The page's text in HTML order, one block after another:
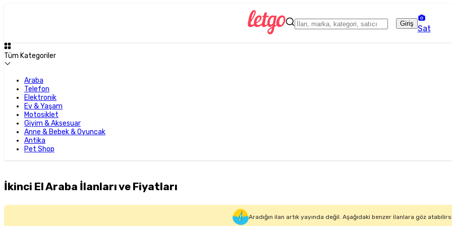
Giriş
Sat
Tüm Kategoriler
Araba
Telefon
Elektronik
Ev & Yaşam
Motosiklet
Giyim & Aksesuar
Anne & Bebek & Oyuncak
Antika
Pet Shop
İkinci El Araba İlanları ve Fiyatları
Aradığın ilan artık yayında değil. Aşağıdaki benzer ilanlara göz